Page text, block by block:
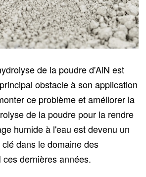
de la poudre d'AlN est
obstacle à son application
ce problème et améliorer la
de la poudre pour la rendre
humide à l'eau est devenu un
dans le domaine des
dernières années.